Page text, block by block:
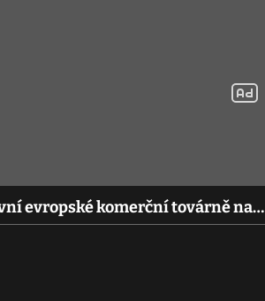
evropské komerční továrně na…